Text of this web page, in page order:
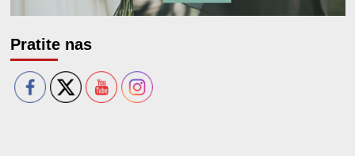
Pratite nas